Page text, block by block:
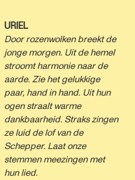
URIEL
Door rozenwolken breektde
jonge morgen. Uit de hemel
stroomtharmonie naar de
aarde.Zie het gelukkige
paar, hand in hand. Uit hun
ogen straaltwarme
dankbaarheid. Straks zingen
ze luidde lof van de
Schepper. Laat onze
stemmenmeezingen met
hun lied.